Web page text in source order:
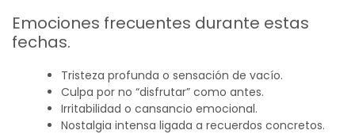
Emociones frecuentes durante estas
fechas.
Tristeza profunda o sensación de vacío.
Culpa por no “disfrutar” como antes.
Irritabilidad o cansancio emocional.
Nostalgia intensa ligada a recuerdos concretos.